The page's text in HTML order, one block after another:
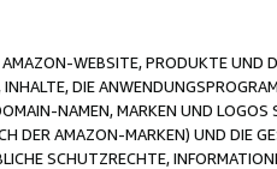
WEBSITE, PRODUKTE UND
DIE
NAMEN, MARKEN UND
DER AMAZON-MARKEN) UND DIE
SCHUTZRECHTE,